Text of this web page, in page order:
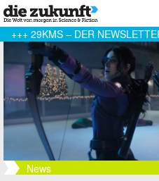
+++ 29KMS – DER
News